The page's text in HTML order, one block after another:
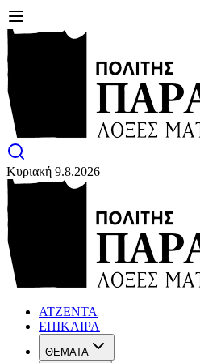
Κυριακή 9.8.2026
ΑΤΖΕΝΤΑ
ΕΠΙΚΑΙΡΑ
ΘΕΜΑΤΑ